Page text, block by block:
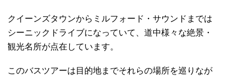
クイーンズタウンからミルフォード・サウンドまでは
シーニックドライブになっていて、道中様々な絶景・
観光名所が点在しています。
このバスツアーは目的地までそれらの場所を巡りなが